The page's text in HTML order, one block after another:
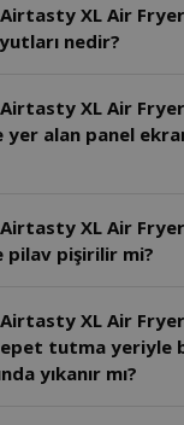
XL Air Fryer
nedir?
XL Air Fryer
alan panel
XL Air Fryer
pilav pişirilir mi?
XL Air Fryer
yıkanır mı?